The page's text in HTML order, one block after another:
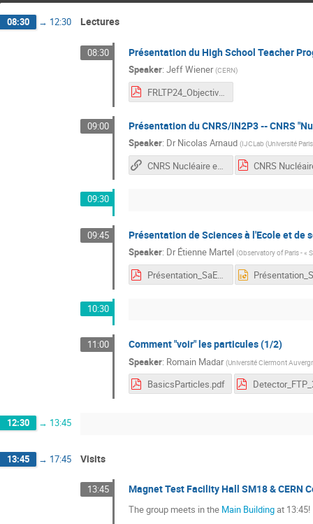
08:30 → 12:30 Lectures
08:30 Présentation du High School Teacher
Speaker: Jeff Wiener (CERN)
FRLTP24_Objectives.pdf
09:00 Présentation du CNRS/IN2P3 -- CNRS
Speaker: Dr Nicolas Arnaud (IJCLab (Université
CNRS Nucléaire et Particules (CNRS/IN2P3)
09:30
09:45 Présentation de Sciences à l'Ecole et de
Speaker: Dr Étienne Martel (Observatory of Paris - «
Présentation_SaE_FTP_2024.pdf
10:30
11:00 Comment "voir" les particules (1/2)
Speaker: Romain Madar (Université Clermont
BasicsParticles.pdf
12:30 → 13:45
13:45 → 17:45 Visits
13:45 Magnet Test Facility Hall SM18 & CERN
The group meets in the Main Buildingat 13:45!